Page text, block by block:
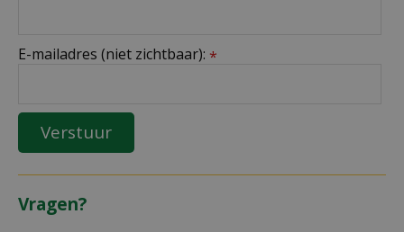
E-mailadres (niet zichtbaar): *
Vragen?